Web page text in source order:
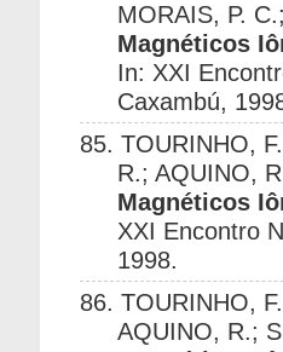
MORAIS, P.
Magnéticos
In: XXI
Caxambú,
85. TOURINHO,
R.; AQUINO,
Magnéticos
XXI Encontro
1998.
86. TOURINHO,
AQUINO, R.;